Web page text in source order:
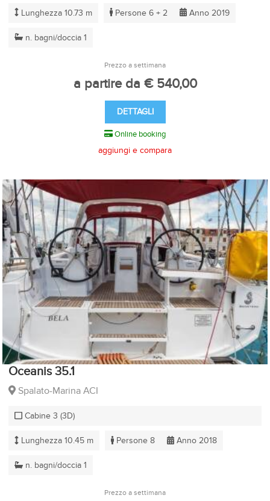
Lunghezza 10.73 m Persone 6 + 2 Anno 2019
n. bagni/doccia 1
Prezzo a settimana
a partire da € 540,00
DETTAGLI
Online booking
aggiungi e compara
Oceanis 35.1
Spalato-Marina ACI
Cabine 3 (3D)
Lunghezza 10.45 m Persone 8 Anno 2018
n. bagni/doccia 1
Prezzo a settimana